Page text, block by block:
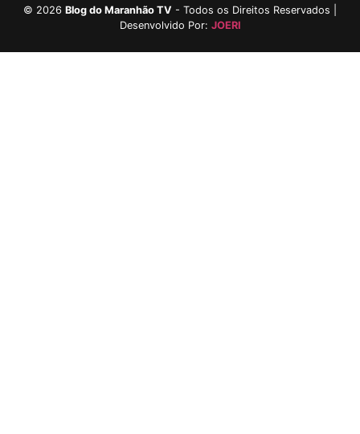
© 2026 Blog do Maranhão TV - Todos os Direitos Reservados |
Desenvolvido Por: JOERI